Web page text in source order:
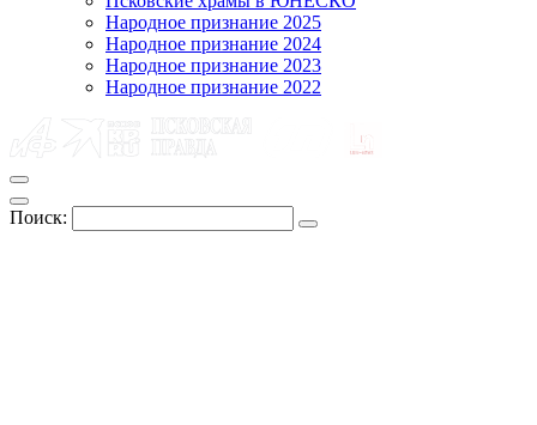
Народное признание 2025
Народное признание 2024
Народное признание 2023
Народное признание 2022
Поиск: